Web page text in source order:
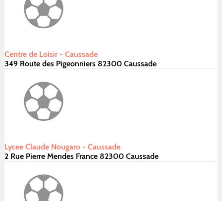
Centre de Loisir - Caussade
349 Route des Pigeonniers 82300 Caussade
Lycee Claude Nougaro - Caussade
2 Rue Pierre Mendes France 82300 Caussade